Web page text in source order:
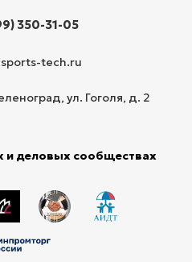
350-31-05
tech.ru
ул. Гоголя, д. 2
и деловых сообществах